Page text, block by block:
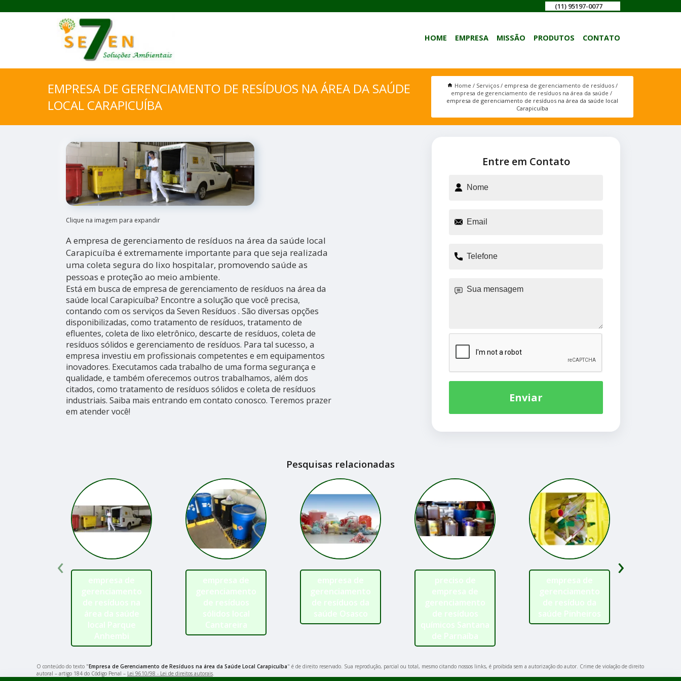
(11) 95197-0077
HOME EMPRESA MISSÃO PRODUTOS CONTATO
EMPRESA DE GERENCIAMENTO DE RESÍDUOS NA ÁREA DA SAÚDE
LOCAL CARAPICUÍBA
Home Serviços
empresa de gerenciamento de resíduos
empresa de gerenciamento de resíduos na área da saúde
empresa de gerenciamento de resíduos na área da saúde local
Carapicuíba
Clique na imagem para expandir
A empresa de gerenciamento de resíduos na área da saúde local
Carapicuíba é extremamente importante para que seja realizada
uma coleta segura do lixo hospitalar, promovendo saúde as
pessoas e proteção ao meio ambiente.
Está em busca de empresa de gerenciamento de resíduos na área da
saúde local Carapicuíba? Encontre a solução que você precisa,
contando com os serviços da Seven Resíduos . São diversas opções
disponibilizadas, como tratamento de resíduos, tratamento de
efluentes, coleta de lixo eletrônico, descarte de resíduos, coleta de
resíduos sólidos e gerenciamento de resíduos. Para tal sucesso, a
empresa investiu em profissionais competentes e em equipamentos
inovadores. Executamos cada trabalho de uma forma segurança e
qualidade, e também oferecemos outros trabalhamos, além dos
citados, como tratamento de resíduos sólidos e coleta de resíduos
industriais. Saiba mais entrando em contato conosco. Teremos prazer
em atender você!
Entre em Contato
Enviar
Pesquisas relacionadas
empresa de
gerenciamento
de resíduos na
área da saúde
local Parque
Anhembi
empresa de
gerenciamento
de resíduos
sólidos local
Cantareira
empresa de
gerenciamento
de resíduos da
saúde Osasco
preciso de
empresa de
gerenciamento
de resíduos
químicos Santana
de Parnaíba
empresa de
gerenciamento
de resíduo da
saúde Pinheiros
‹ ›
O conteúdo do texto "Empresa de Gerenciamento de Resíduos na área da Saúde Local Carapicuíba" é de direito reservado. Sua reprodução, parcial ou total, mesmo citando nossos links, é proibida sem a autorização do autor. Crime de violação de direito
autoral – artigo 184 do Código Penal – Lei 9610/98 - Lei de direitos autorais.